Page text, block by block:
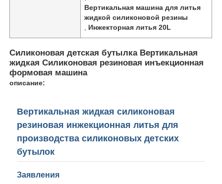
Вертикальная машина для литья
жидкой силиконовой резины
Инжекторная литья 20L
Силиконовая детская бутылка Вертикальная
жидкая Силиконовая резиновая инъекционная
формовая машина
описание:
Вертикальная жидкая силиконовая
резиновая инжекционная литья для
производства силиконовых детских
бутылок
Заявления